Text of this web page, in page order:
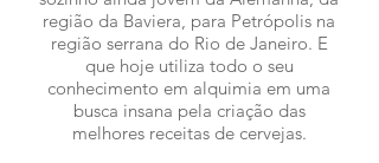
região da Baviera, para Petrópolis na
região serrana do Rio de Janeiro. E
que hoje utiliza todo o seu
conhecimento em alquimia em uma
busca insana pela criação das
melhores receitas de cervejas.